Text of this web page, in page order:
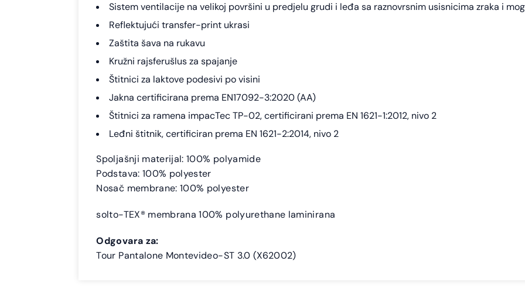
Sistem ventilacije na velikoj površini u predjelu grudi i leđa sa raznovrsnim usisnicima zraka i
Reflektujući transfer-print ukrasi
Zaštita šava na rukavu
Kružni rajsferušlus za spajanje
Štitnici za laktove podesivi po visini
Jakna certificirana prema EN17092-3:2020 (AA)
Štitnici za ramena impacTec TP-02, certificirani prema EN 1621-1:2012, nivo 2
Leđni štitnik, certificiran prema EN 1621-2:2014, nivo 2
Spoljašnji materijal: 100% polyamide
Podstava: 100% polyester
Nosač membrane: 100% polyester
solto-TEX® membrana 100% polyurethane laminirana
Odgovara za:
Tour Pantalone Montevideo-ST 3.0 (X62002)